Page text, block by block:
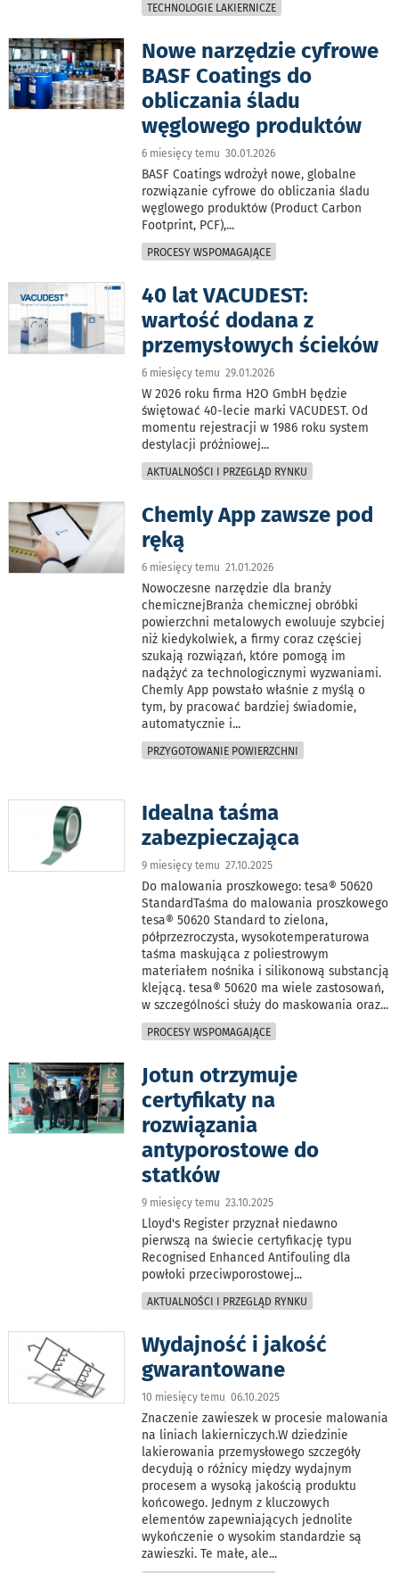
TECHNOLOGIE LAKIERNICZE
Nowe narzędzie cyfrowe
BASF Coatings do
obliczania śladu
węglowego produktów
6 miesięcy temu 30.01.2026
BASF Coatings wdrożył nowe, globalne
rozwiązanie cyfrowe do obliczania śladu
węglowego produktów (Product Carbon
Footprint, PCF),...
PROCESY WSPOMAGAJĄCE
40 lat VACUDEST:
wartość dodana z
przemysłowych ścieków
6 miesięcy temu 29.01.2026
W 2026 roku firma H2O GmbH będzie
świętować 40-lecie marki VACUDEST. Od
momentu rejestracji w 1986 roku system
destylacji próżniowej...
AKTUALNOŚCI I PRZEGLĄD RYNKU
Chemly App zawsze pod
ręką
6 miesięcy temu 21.01.2026
Nowoczesne narzędzie dla branży
chemicznejBranża chemicznej obróbki
powierzchni metalowych ewoluuje szybciej
niż kiedykolwiek, a firmy coraz częściej
szukają rozwiązań, które pomogą im
nadążyć za technologicznymi wyzwaniami.
Chemly App powstało właśnie z myślą o
tym, by pracować bardziej świadomie,
automatycznie i...
PRZYGOTOWANIE POWIERZCHNI
Idealna taśma
zabezpieczająca
9 miesięcy temu 27.10.2025
Do malowania proszkowego: tesa® 50620
StandardTaśma do malowania proszkowego
tesa® 50620 Standard to zielona,
półprzezroczysta, wysokotemperaturowa
taśma maskująca z poliestrowym
materiałem nośnika i silikonową substancją
klejącą. tesa® 50620 ma wiele zastosowań,
w szczególności służy do maskowania oraz...
PROCESY WSPOMAGAJĄCE
Jotun otrzymuje
certyfikaty na
rozwiązania
antyporostowe do
statków
9 miesięcy temu 23.10.2025
Lloyd's Register przyznał niedawno
pierwszą na świecie certyfikację typu
Recognised Enhanced Antifouling dla
powłoki przeciwporostowej...
AKTUALNOŚCI I PRZEGLĄD RYNKU
Wydajność i jakość
gwarantowane
10 miesięcy temu 06.10.2025
Znaczenie zawieszek w procesie malowania
na liniach lakierniczych.W dziedzinie
lakierowania przemysłowego szczegóły
decydują o różnicy między wydajnym
procesem a wysoką jakością produktu
końcowego. Jednym z kluczowych
elementów zapewniających jednolite
wykończenie o wysokim standardzie są
zawieszki. Te małe, ale...